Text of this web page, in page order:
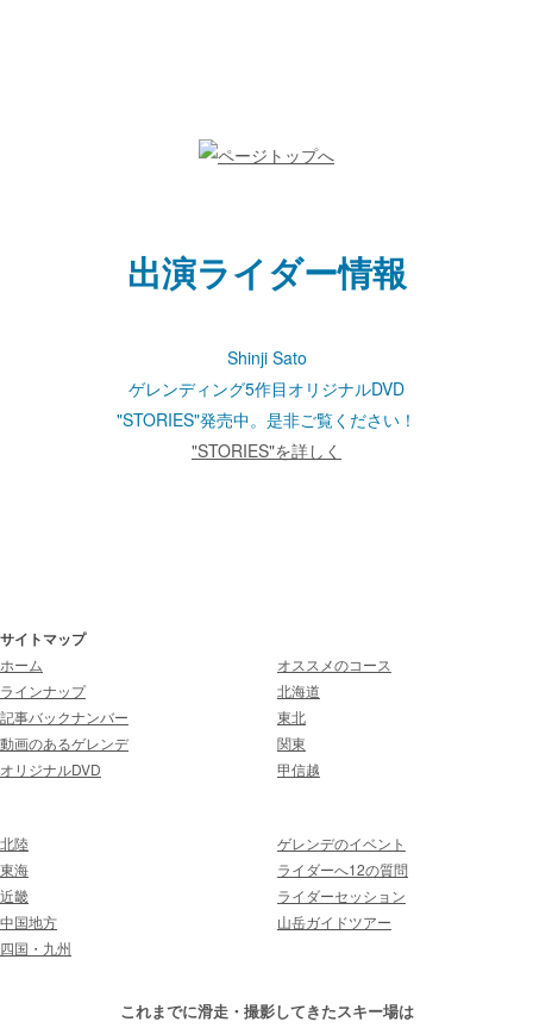
出演ライダー情報
Shinji Sato
ゲレンディング5作目オリジナルDVD
"STORIES"発売中。是非ご覧ください！
"STORIES"を詳しく
サイトマップ
ホーム
ラインナップ
記事バックナンバー
動画のあるゲレンデ
オリジナルDVD
オススメのコース
北海道
東北
関東
甲信越
北陸
東海
近畿
中国地方
四国・九州
ゲレンデのイベント
ライダーへ12の質問
ライダーセッション
山岳ガイドツアー
これまでに滑走・撮影してきたスキー場は